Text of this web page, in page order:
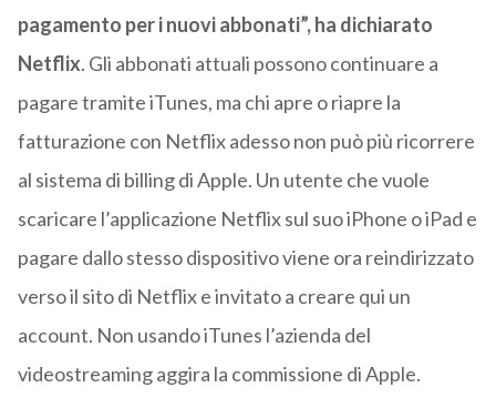
pagamento per i nuovi abbonati”, ha dichiarato
Netflix. Gli abbonati attuali possono continuare a
pagare tramite iTunes, ma chi apre o riapre la
fatturazione con Netflix adesso non può più ricorrere
al sistema di billing di Apple. Un utente che vuole
scaricare l’applicazione Netflix sul suo iPhone o iPad e
pagare dallo stesso dispositivo viene ora reindirizzato
verso il sito di Netflix e invitato a creare qui un
account. Non usando iTunes l’azienda del
videostreaming aggira la commissione di Apple.